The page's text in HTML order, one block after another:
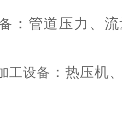
：管道压力、
工设备 ：热压机